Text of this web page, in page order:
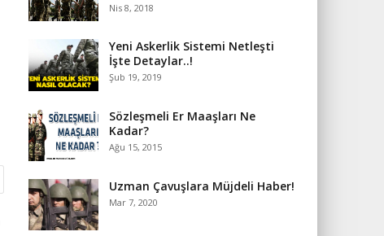
Nis 8, 2018
Yeni Askerlik Sistemi Netleşti
İşte Detaylar..!
Şub 19, 2019
Sözleşmeli Er Maaşları Ne
Kadar?
Ağu 15, 2015
Uzman Çavuşlara Müjdeli Haber!
Mar 7, 2020